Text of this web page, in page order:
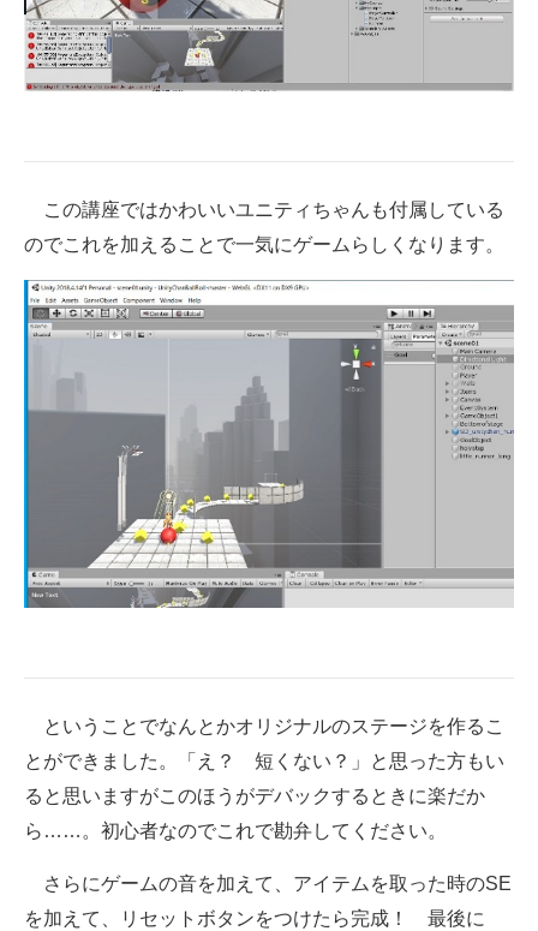
この講座ではかわいいユニティちゃんも付属している
のでこれを加えることで一気にゲームらしくなります。
ということでなんとかオリジナルのステージを作るこ
とができました。「え？ 短くない？」と思った方もい
ると思いますがこのほうがデバックするときに楽だか
ら……。初心者なのでこれで勘弁してください。
さらにゲームの音を加えて、アイテムを取った時のSE
を加えて、リセットボタンをつけたら完成！ 最後に